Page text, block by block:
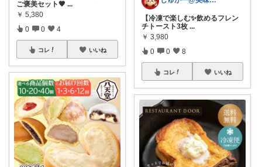
ご褒美セット🤎 ...
￥ 5,380
0 0 4
コレ いいね
【冷凍で楽しむ✨飲めるフレン
チトースト3枚 ...
￥ 3,980
0 0 8
コレ いいね